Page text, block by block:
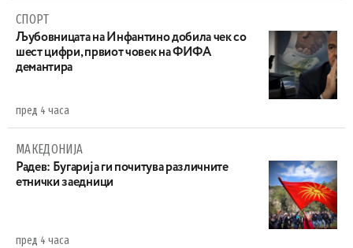
СПОРТ
Љубовницата на Инфантино добила чек со
шест цифри, првиот човек на ФИФА
демантира
пред 4 часа
МАКЕДОНИЈА
Радев: Бугарија ги почитува различните
етнички заедници
пред 4 часа